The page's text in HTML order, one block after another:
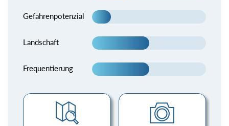
Gefahrenpotenzial
Landschaft
Frequentierung